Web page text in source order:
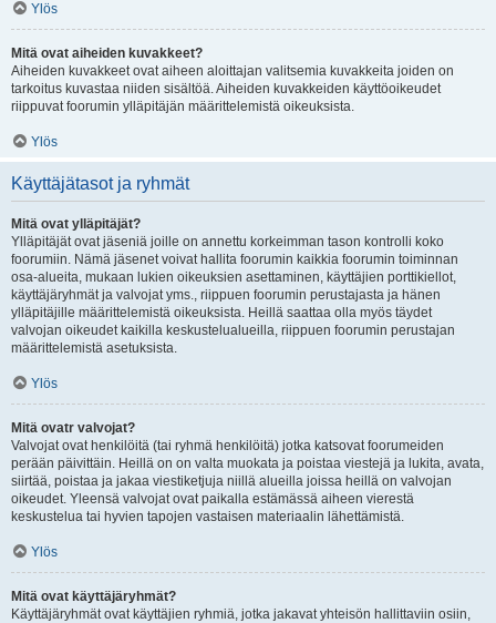
Ylös
Mitä ovat aiheiden kuvakkeet?
Aiheiden kuvakkeet ovat aiheen aloittajan valitsemia kuvakkeita joiden on
tarkoitus kuvastaa niiden sisältöä. Aiheiden kuvakkeiden käyttöoikeudet
riippuvat foorumin ylläpitäjän määrittelemistä oikeuksista.
Ylös
Käyttäjätasot ja ryhmät
Mitä ovat ylläpitäjät?
Ylläpitäjät ovat jäseniä joille on annettu korkeimman tason kontrolli koko
foorumiin. Nämä jäsenet voivat hallita foorumin kaikkia foorumin toiminnan
osa-alueita, mukaan lukien oikeuksien asettaminen, käyttäjien porttikiellot,
käyttäjäryhmät ja valvojat yms., riippuen foorumin perustajasta ja hänen
ylläpitäjille määrittelemistä oikeuksista. Heillä saattaa olla myös täydet
valvojan oikeudet kaikilla keskustelualueilla, riippuen foorumin perustajan
määrittelemistä asetuksista.
Ylös
Mitä ovatr valvojat?
Valvojat ovat henkilöitä (tai ryhmä henkilöitä) jotka katsovat foorumeiden
perään päivittäin. Heillä on on valta muokata ja poistaa viestejä ja lukita, avata,
siirtää, poistaa ja jakaa viestiketjuja niillä alueilla joissa heillä on valvojan
oikeudet. Yleensä valvojat ovat paikalla estämässä aiheen vierestä
keskustelua tai hyvien tapojen vastaisen materiaalin lähettämistä.
Ylös
Mitä ovat käyttäjäryhmät?
Käyttäjäryhmät ovat käyttäjien ryhmiä, jotka jakavat yhteisön hallittaviin osiin,